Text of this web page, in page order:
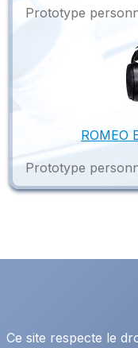
Prototype
ROMEO
Prototype
Ce site respecte le